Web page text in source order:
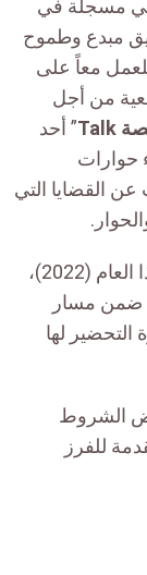
مسجلة في
مبدع وطموح
معاً على
من أجل
Talk” أحد
حوارات
القضايا التي
سيتم تنفيذ المناظرة في الربع الثالث من هذا العام (2022)،
ضمن مسار
لها
الشروط
للفرز